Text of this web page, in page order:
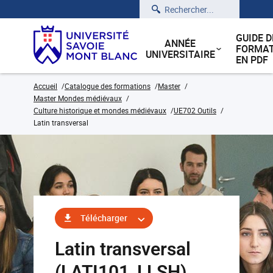
Rechercher
ANNÉE
UNIVERSITAIRE
GUIDE
EN PDF
Accueil Catalogue des formations
Master
Master Mondes médiévaux
Culture historique et mondes médiévaux
UE702 Outils
Latin transversal
Télécharger
Latin transversal